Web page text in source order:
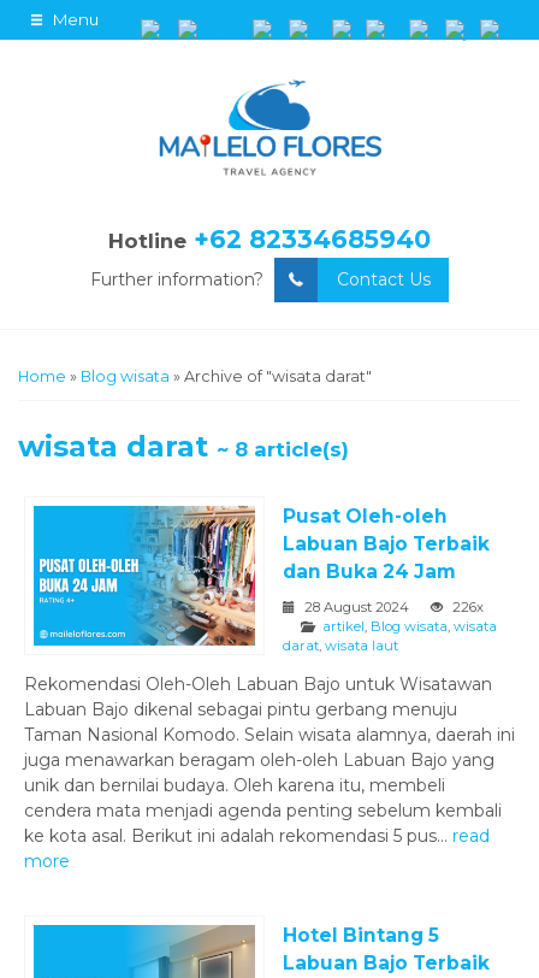
Menu
Hotline +62 82334685940
Further information? Contact Us
Home » Blog wisata » Archive of "wisata darat"
wisata darat ~ 8 article(s)
Pusat Oleh-oleh
Labuan Bajo Terbaik
dan Buka 24 Jam
28 August 2024
226x
artikel, Blog wisata, wisata
darat, wisata laut
Rekomendasi Oleh-Oleh Labuan Bajo untuk Wisatawan
Labuan Bajo dikenal sebagai pintu gerbang menuju
Taman Nasional Komodo. Selain wisata alamnya, daerah ini
juga menawarkan beragam oleh-oleh Labuan Bajo yang
unik dan bernilai budaya. Oleh karena itu, membeli
cendera mata menjadi agenda penting sebelum kembali
ke kota asal. Berikut ini adalah rekomendasi 5 pus... read
more
Hotel Bintang 5
Labuan Bajo Terbaik